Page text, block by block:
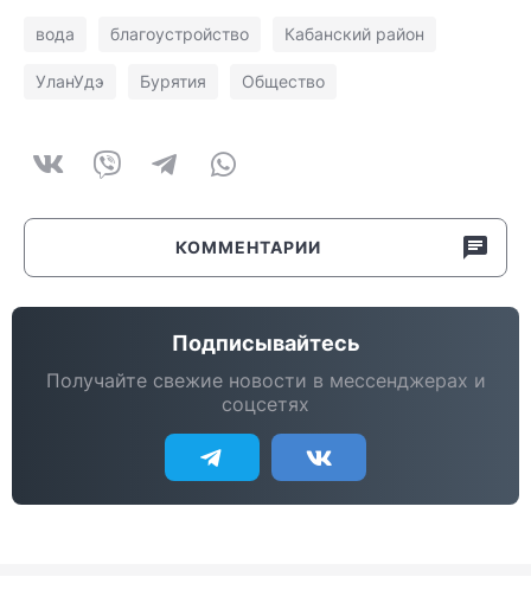
вода благоустройство Кабанский район
УланУдэ Бурятия Общество
КОММЕНТАРИИ
Подписывайтесь
Получайте свежие новости в мессенджерах и
соцсетях